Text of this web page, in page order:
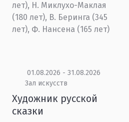
лет), Н. Миклухо-Маклая
(180 лет), В. Беринга (345
лет), Ф. Нансена (165 лет)
01.08.2026 - 31.08.2026
Зал искусств
Художник русской
сказки